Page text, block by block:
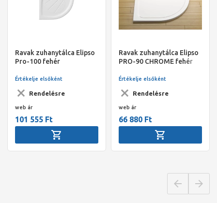
Ravak zuhanytálca Elipso
Pro-100 fehér
Rendelésre
Értékelje elsőként
web ár
101 555 Ft
Ravak zuhanytálca Elipso
PRO-90 CHROME fehér
Rendelésre
Értékelje elsőként
web ár
66 880 Ft